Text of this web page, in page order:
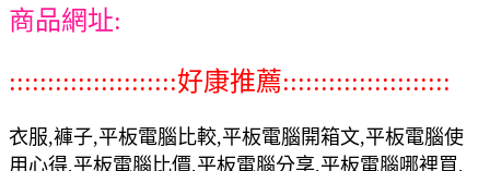
商品網址:
::::::::::::::::::::::好康推薦::::::::::::::::::::::
衣服,褲子,平板電腦比較,平板電腦開箱文,平板電腦使
用心得,平板電腦比價,平板電腦分享,平板電腦哪裡買,